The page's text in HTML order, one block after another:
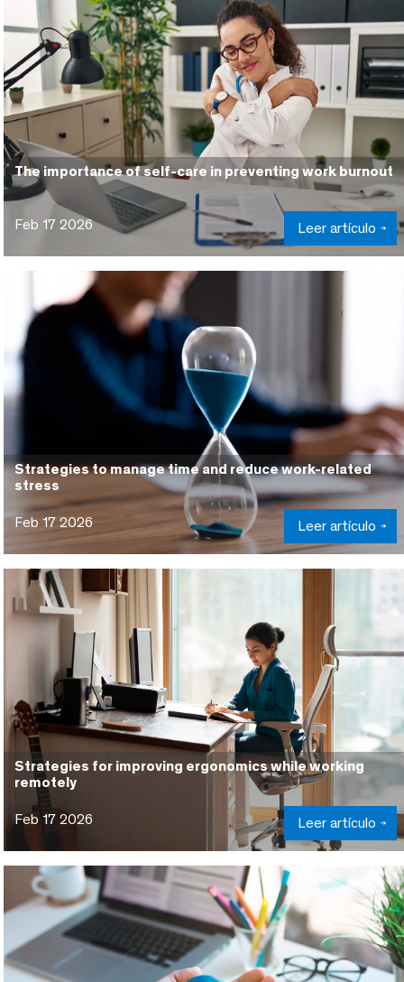
The importance of self-care in preventing work burnout
Feb 17 2026 Leer artículo
Strategies to manage time and reduce work-related
stress
Feb 17 2026 Leer artículo
Strategies for improving ergonomics while working
remotely
Feb 17 2026 Leer artículo